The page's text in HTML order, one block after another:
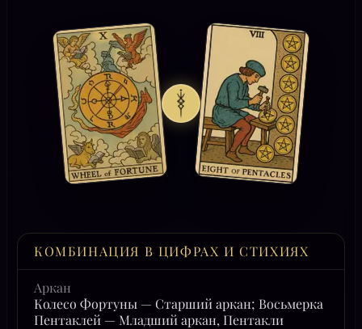
КОМБИНАЦИЯ В ЦИФРАХ И СТИХИЯХ
Аркан
Колесо Фортуны — Старший аркан; Восьмерка
Пентаклей — Младший аркан, Пентакли